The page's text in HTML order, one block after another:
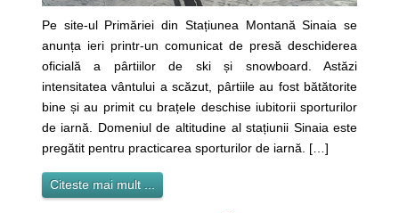
Pe site-ul Primăriei din Stațiunea Montană Sinaia se
anunța ieri printr-un comunicat de presă deschiderea
oficială a pârtiilor de ski și snowboard. Astăzi
intensitatea vântului a scăzut, pârtiile au fost bătătorite
bine și au primit cu brațele deschise iubitorii sporturilor
de iarnă. Domeniul de altitudine al stațiunii Sinaia este
pregătit pentru practicarea sporturilor de iarnă. […]
Citeste mai mult ...